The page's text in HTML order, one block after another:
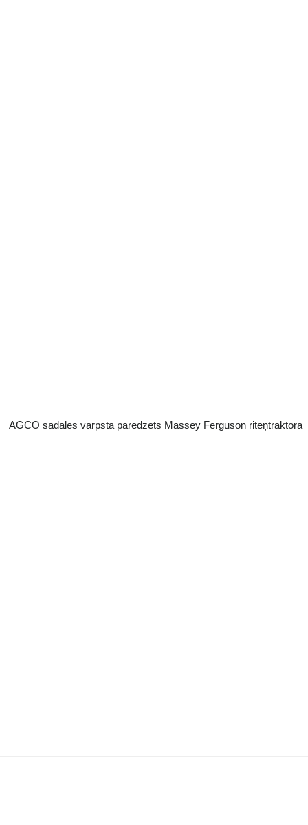
AGCO sadales vārpsta paredzēts Massey Ferguson riteņtraktora